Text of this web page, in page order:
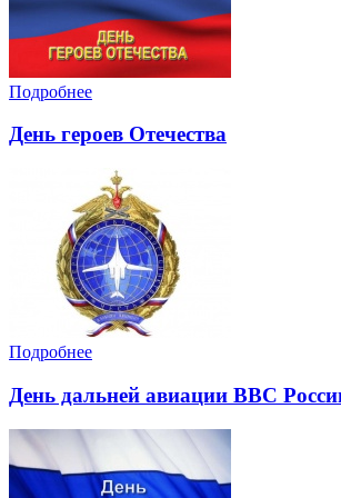
Подробнее
День героев Отечества
Подробнее
День дальней авиации ВВС